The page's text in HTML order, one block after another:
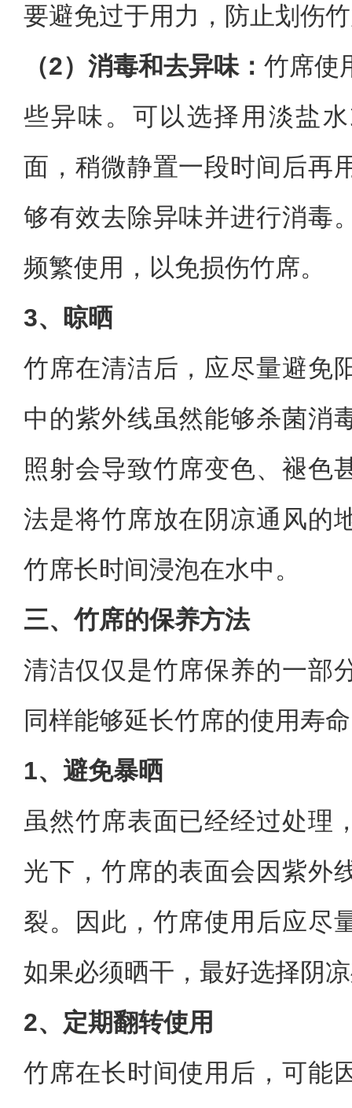
要避免过于用力，防止划伤
（2）消毒和去异味： 竹席使
些异味。可以选择用淡盐
面，稍微静置一段时间后再
够有效去除异味并进行消毒
频繁使用，以免损伤竹席。
3、晾晒
竹席在清洁后，应尽量避免
中的紫外线虽然能够杀菌消
照射会导致竹席变色、褪色
法是将竹席放在阴凉通风的
竹席长时间浸泡在水中。
三、竹席的保养方法
清洁仅仅是竹席保养的一部
同样能够延长竹席的使用寿
1、避免暴晒
虽然竹席表面已经经过处理
光下，竹席的表面会因紫外
裂。因此，竹席使用后应尽
如果必须晒干，最好选择阴
2、定期翻转使用
竹席在长时间使用后，可能